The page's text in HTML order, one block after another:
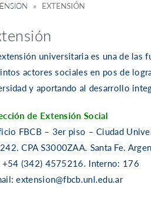
» EXTENSIÓN
universitaria es una de las
actores sociales en pos de
y aportando al desarrollo
de Extensión Social
FBCB – 3er piso – Ciudad
CPA S3000ZAA. Santa Fe.
+54 (342) 4575216. Interno: 176
extension@fbcb.unl.edu.ar